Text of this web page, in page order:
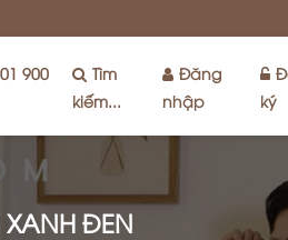
900
Tìm
kiếm...
Đăng
nhập
ký
XANH ĐEN